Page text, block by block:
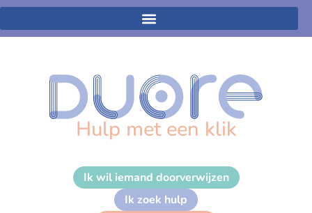
Hulp met een klik
Ik wil iemand doorverwijzen
Ik zoek hulp